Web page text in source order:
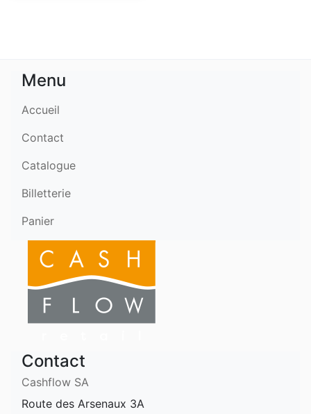
Menu
Accueil
Contact
Catalogue
Billetterie
Panier
Contact
Cashflow SA
Route des Arsenaux 3A